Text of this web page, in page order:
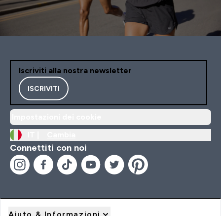
Iscriviti alla nostra newsletter
ISCRIVITI
Connettiti con noi
Aiuto & Informazioni